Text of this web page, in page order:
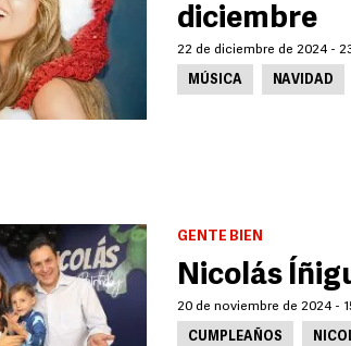
diciembre
22 de diciembre de 2024 -
MÚSICA NAVIDAD
GENTE BIEN
Nicolás
20 de noviembre de 2024 -
CUMPLEAÑOS